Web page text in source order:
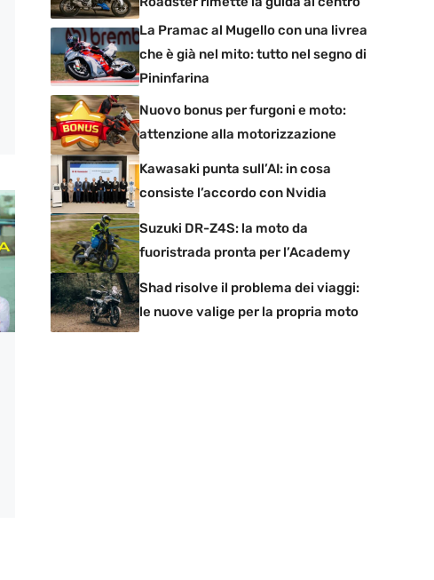
La Pramac al Mugello con una livrea
che è già nel mito: tutto nel segno di
Pininfarina
Nuovo bonus per furgoni e moto:
attenzione alla motorizzazione
Kawasaki punta sull’AI: in cosa
consiste l’accordo con Nvidia
Suzuki DR-Z4S: la moto da
fuoristrada pronta per l’Academy
Shad risolve il problema dei viaggi:
le nuove valige per la propria moto